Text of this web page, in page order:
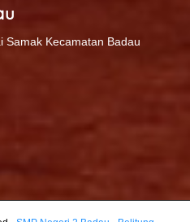
Samak Kecamatan Badau